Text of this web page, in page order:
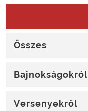
Összes
Bajnokságokról
Versenyekről